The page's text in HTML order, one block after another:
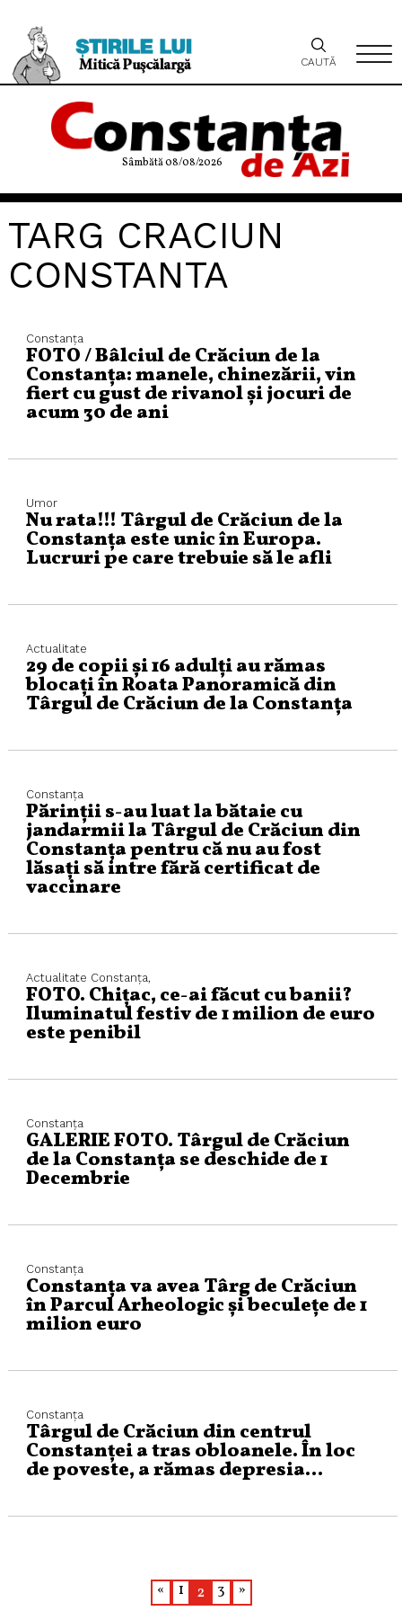
Sâmbătă 08/08/2026
CAUTĂ
TARG CRACIUN
CONSTANTA
Constanța
FOTO / Bâlciul de Crăciun de la
Constanța: manele, chinezării, vin
fiert cu gust de rivanol și jocuri de
acum 30 de ani
Umor
Nu rata!!! Târgul de Crăciun de la
Constanța este unic în Europa.
Lucruri pe care trebuie să le afli
Actualitate
29 de copii și 16 adulți au rămas
blocați în Roata Panoramică din
Târgul de Crăciun de la Constanța
Constanța
Părinții s-au luat la bătaie cu
jandarmii la Târgul de Crăciun din
Constanța pentru că nu au fost
lăsați să intre fără certificat de
vaccinare
Actualitate Constanța,
FOTO. Chițac, ce-ai făcut cu banii?
Iluminatul festiv de 1 milion de euro
este penibil
Constanța
GALERIE FOTO. Târgul de Crăciun
de la Constanța se deschide de 1
Decembrie
Constanța
Constanța va avea Târg de Crăciun
în Parcul Arheologic și beculețe de 1
milion euro
Constanța
Târgul de Crăciun din centrul
Constanței a tras obloanele. În loc
de poveste, a rămas depresia…
« 1 2 3 »